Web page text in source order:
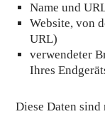
Name und
Website, von
URL)
verwendeter
Ihres
Diese Daten sind